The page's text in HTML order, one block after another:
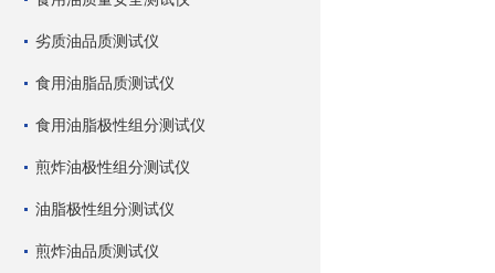
劣质油品质测试仪
食用油脂品质测试仪
食用油脂极性组分测试仪
煎炸油极性组分测试仪
油脂极性组分测试仪
煎炸油品质测试仪